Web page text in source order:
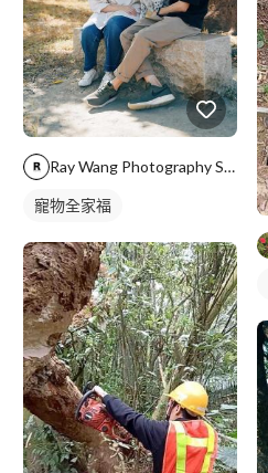
Ray Wang Photography Studio
寵物全家福